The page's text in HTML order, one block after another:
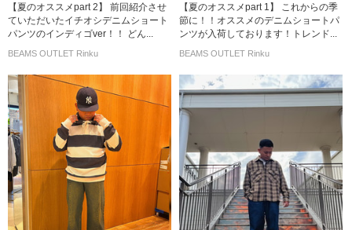
【夏のオススメpart 2】 前回紹介させ
ていただいたイチオシデニムショート
パンツのインディゴver！！ どん...
BEAMS OUTLET Rinku
【夏のオススメpart 1】 これからの季
節に！！オススメのデニムショートパ
ンツが入荷しております！トレンド...
BEAMS OUTLET Rinku